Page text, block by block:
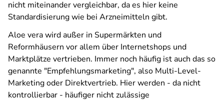
nicht miteinander vergleichbar, da es hier keine
Standardisierung wie bei Arzneimitteln gibt.
Aloe vera wird außer in Supermärkten und
Reformhäusern vor allem über Internetshops und
Marktplätze vertrieben. Immer noch häufig ist auch das so
genannte "Empfehlungsmarketing", also Multi-Level-
Marketing oder Direktvertrieb. Hier werden - da nicht
kontrollierbar - häufiger nicht zulässige